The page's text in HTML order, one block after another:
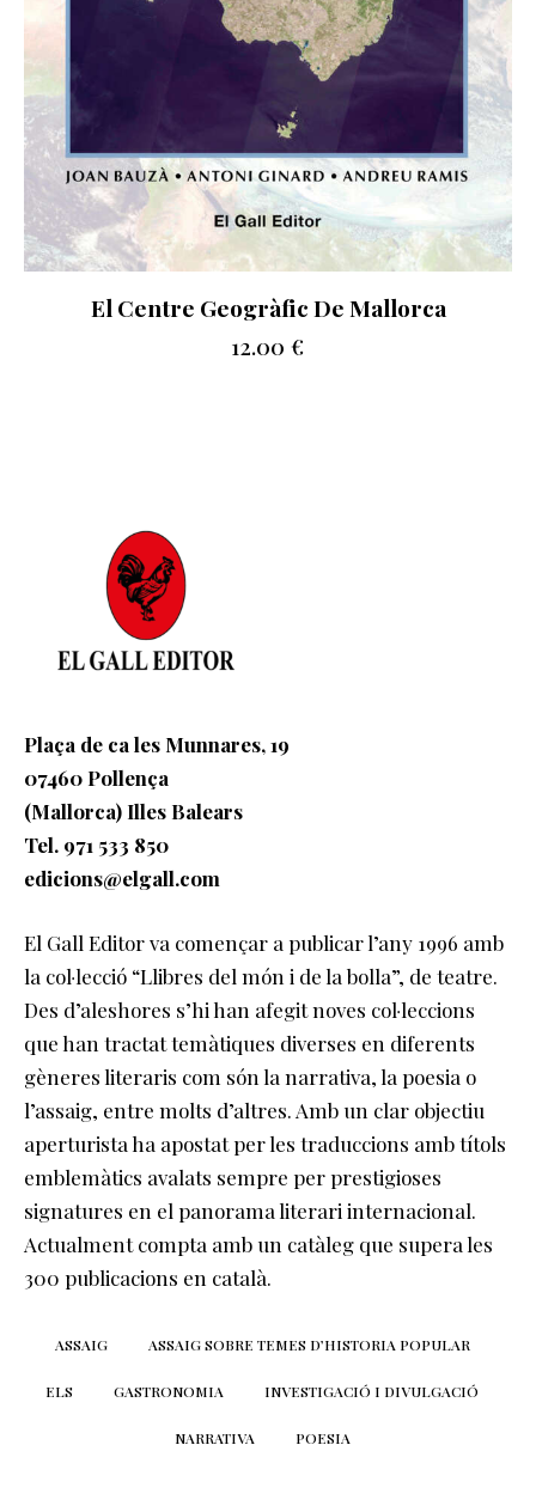
El Centre Geogràfic De Mallorca
12.00 €
Plaça de ca les Munnares, 19
07460 Pollença
(Mallorca) Illes Balears
Tel. 971 533 850
edicions@elgall.com
El Gall Editor va començar a publicar l’any 1996 amb
la col·lecció “Llibres del món i de la bolla”, de teatre.
Des d’aleshores s’hi han afegit noves col·leccions
que han tractat temàtiques diverses en diferents
gèneres literaris com són la narrativa, la poesia o
l’assaig, entre molts d’altres. Amb un clar objectiu
aperturista ha apostat per les traduccions amb títols
emblemàtics avalats sempre per prestigioses
signatures en el panorama literari internacional.
Actualment compta amb un catàleg que supera les
300 publicacions en català.
ASSAIG ASSAIG SOBRE TEMES D’HISTORIA POPULAR
ELS GASTRONOMIA INVESTIGACIÓ I DIVULGACIÓ
NARRATIVA POESIA